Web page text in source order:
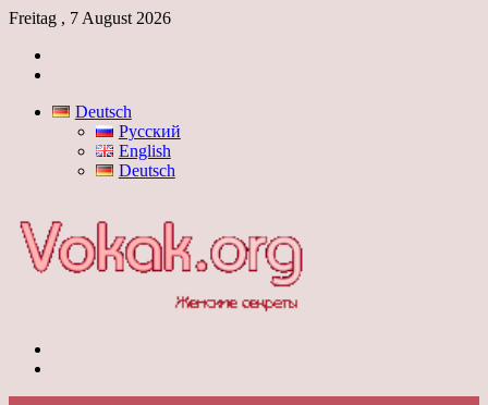
Freitag , 7 August 2026
Deutsch
Русский
English
Deutsch